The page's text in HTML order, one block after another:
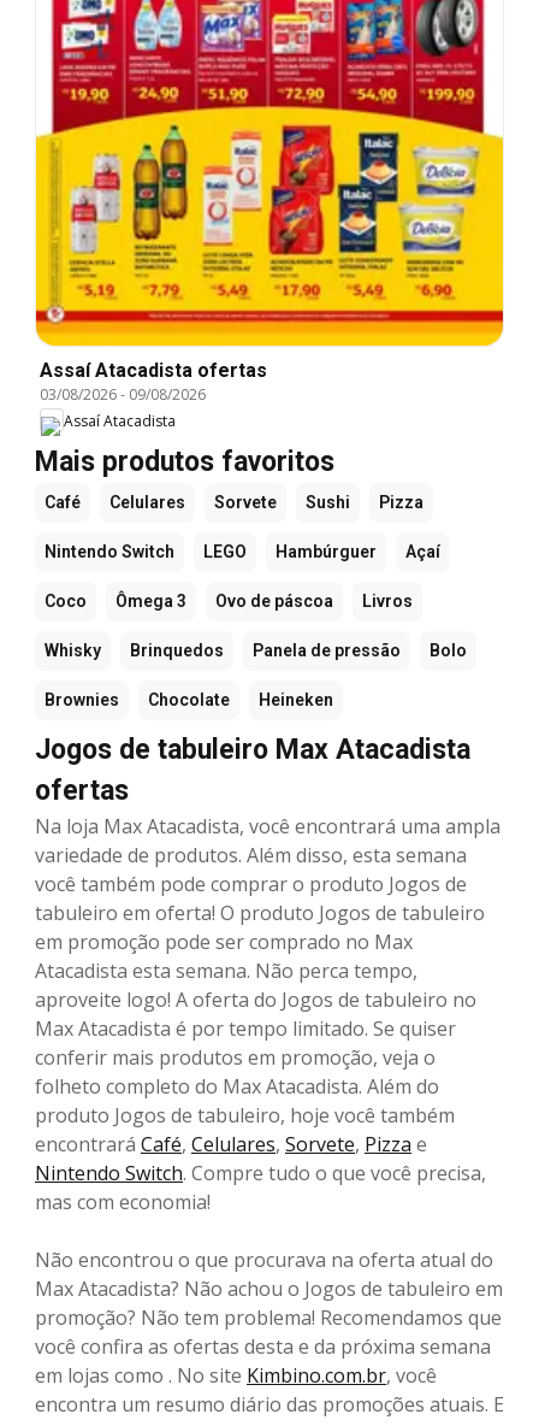
Assaí Atacadista ofertas
03/08/2026- 09/08/2026
Assaí Atacadista
Mais produtos favoritos
Café Celulares Sorvete Sushi Pizza
Nintendo Switch LEGO Hambúrguer Açaí
Coco Ômega 3 Ovo de páscoa Livros
Whisky Brinquedos Panela de pressão Bolo
Brownies Chocolate Heineken
Jogos de tabuleiro Max Atacadista
ofertas
Na loja Max Atacadista, você encontrará uma ampla
variedade de produtos. Além disso, esta semana
você também pode comprar o produto Jogos de
tabuleiro em oferta! O produto Jogos de tabuleiro
em promoção pode ser comprado no Max
Atacadista esta semana. Não perca tempo,
aproveite logo! A oferta do Jogos de tabuleiro no
Max Atacadista é por tempo limitado. Se quiser
conferir mais produtos em promoção, veja o
folheto completo do Max Atacadista. Além do
produto Jogos de tabuleiro, hoje você também
encontrará Café, Celulares, Sorvete, Pizza e
Nintendo Switch. Compre tudo o que você precisa,
mas com economia!
Não encontrou o que procurava na oferta atual do
Max Atacadista? Não achou o Jogos de tabuleiro em
promoção? Não tem problema! Recomendamos que
você confira as ofertas desta e da próxima semana
em lojas como . No site Kimbino.com.br, você
encontra um resumo diário das promoções atuais. E